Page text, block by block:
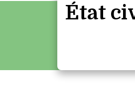
État